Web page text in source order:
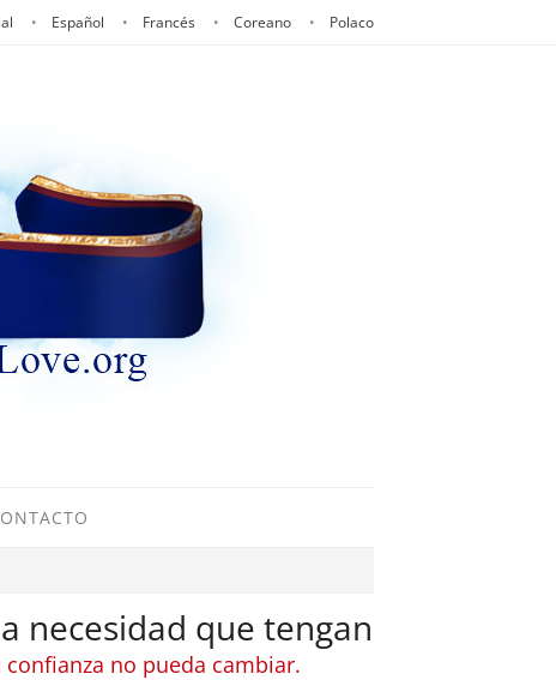
Español Francés Coreano Polaco
necesidad que tengan
no pueda cambiar.